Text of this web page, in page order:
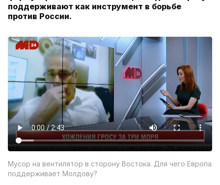
поддерживают как инструмент в борьбе
против России.
Мусор на вентилятор в сторону Востока. Для чего Европа
поддерживает Молдову?